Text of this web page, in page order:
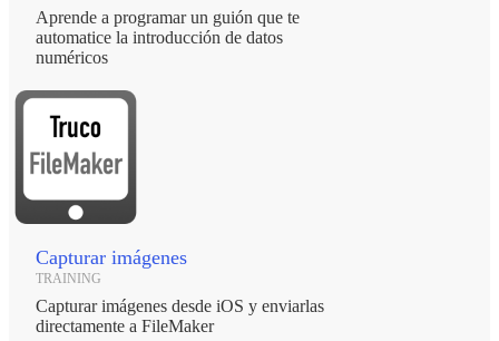
Aprende a programar un guión que te
automatice la introducción de datos
numéricos
Capturar imágenes
TRAINING
Capturar imágenes desde iOS y enviarlas
directamente a FileMaker